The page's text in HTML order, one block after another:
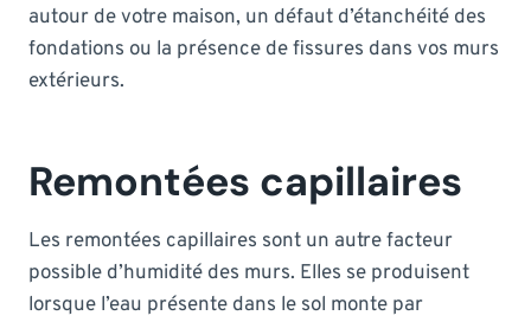
autour de votre maison, un défaut d’étanchéité des
fondations ou la présence de fissures dans vos murs
extérieurs.
Remontées capillaires
Les remontées capillaires sont un autre facteur
possible d’humidité des murs. Elles se produisent
lorsque l’eau présente dans le sol monte par